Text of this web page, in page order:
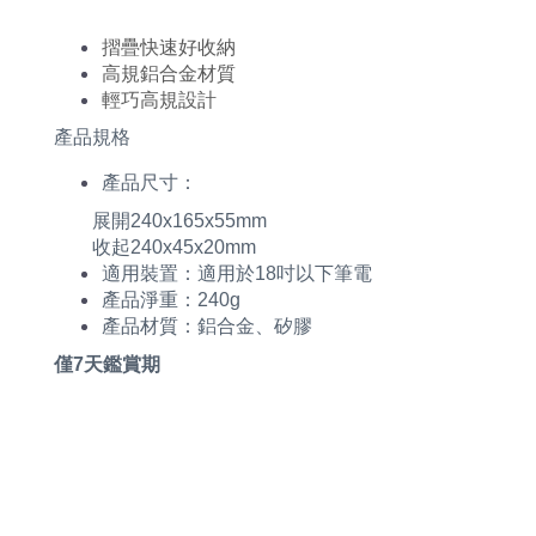
摺疊快速好收納
高規鋁合金材質
輕巧高規設計
產品規格
產品尺寸：
展開240x165x55mm
收起240x45x20mm
適用裝置：適用於18吋以下筆電
產品淨重：240g
產品材質：鋁合金、矽膠
僅7天鑑賞期